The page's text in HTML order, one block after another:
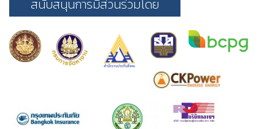
สนับสนุนการมีส่วนร่วมโดย